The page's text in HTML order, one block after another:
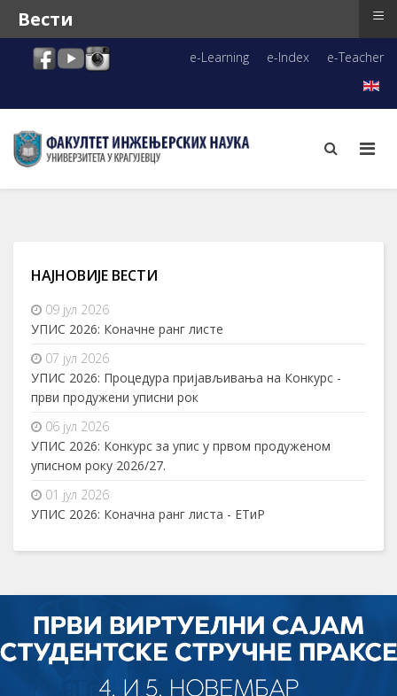
e-Learning e-Index e-Teacher
НАЈНОВИЈЕ ВЕСТИ
09 јул 2026
УПИС 2026: Коначне ранг листе
07 јул 2026
УПИС 2026: Процедура пријављивања на Конкурс -
први продужени уписни рок
06 јул 2026
УПИС 2026: Конкурс за упис у првом продуженом
уписном року 2026/27.
01 јул 2026
УПИС 2026: Коначна ранг листа - ЕТиР
Вести ≡